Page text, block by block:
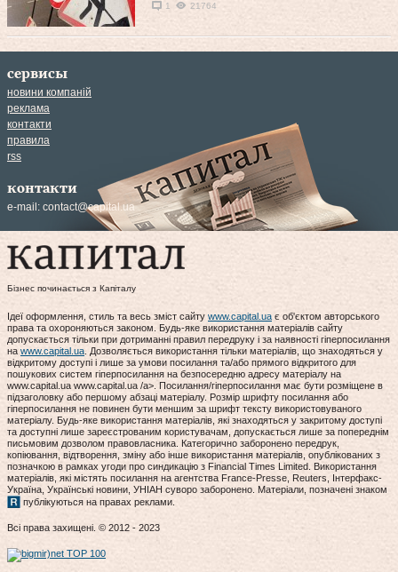
1
21764
сервисы
новини компаній
реклама
контакти
правила
rss
контакти
e-mail: contact@capital.ua
Бізнес починається з Капіталу
Ідеї оформлення, стиль та весь зміст сайту www.capital.ua є об'єктом авторського
права та охороняються законом. Будь-яке використання матеріалів сайту
допускається тільки при дотриманні правил передруку і за наявності гіперпосилання
на www.capital.ua . Дозволяється використання тільки матеріалів, що знаходяться у
відкритому доступі і лише за умови посилання та/або прямого відкритого для
пошукових систем гіперпосилання на безпосередню адресу матеріалу на
www.capital.ua www.capital.ua /a>. Посилання/гіперпосилання має бути розміщене в
підзаголовку або першому абзаці матеріалу. Розмір шрифту посилання або
гіперпосилання не повинен бути меншим за шрифт тексту використовуваного
матеріалу. Будь-яке використання матеріалів, які знаходяться у закритому доступі
та доступні лише зареєстрованим користувачам, допускається лише за попереднім
письмовим дозволом правовласника. Категорично заборонено передрук,
копіювання, відтворення, зміну або інше використання матеріалів, опублікованих з
позначкою в рамках угоди про синдикацію з Financial Times Limited. Використання
матеріалів, які містять посилання на агентства France-Presse, Reuters, Інтерфакс-
Україна, Українські новини, УНІАН суворо заборонено. Матеріали, позначені знаком
публікуються на правах реклами.
Всі права захищені. © 2012 - 2023